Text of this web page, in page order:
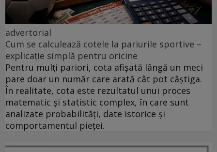
advertorial
Cum se calculează cotele la pariurile sportive –
explicație simplă pentru oricine
Pentru mulți pariori, cota afișată lângă un meci
pare doar un număr care arată cât pot câștiga.
În realitate, cota este rezultatul unui proces
matematic și statistic complex, în care sunt
analizate probabilități, date istorice și
comportamentul pieței.